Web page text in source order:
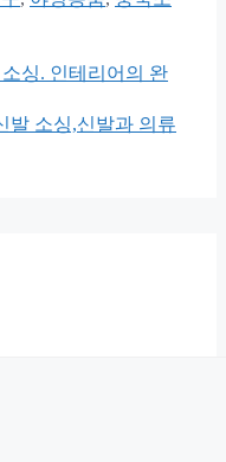
소싱. 인테리어의 완
발 소싱,신발과 의류